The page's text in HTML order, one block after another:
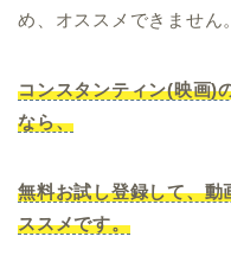
め、オススメできません。
コンスタンティン(映画)
なら、
無料お試し登録して、
ススメです。